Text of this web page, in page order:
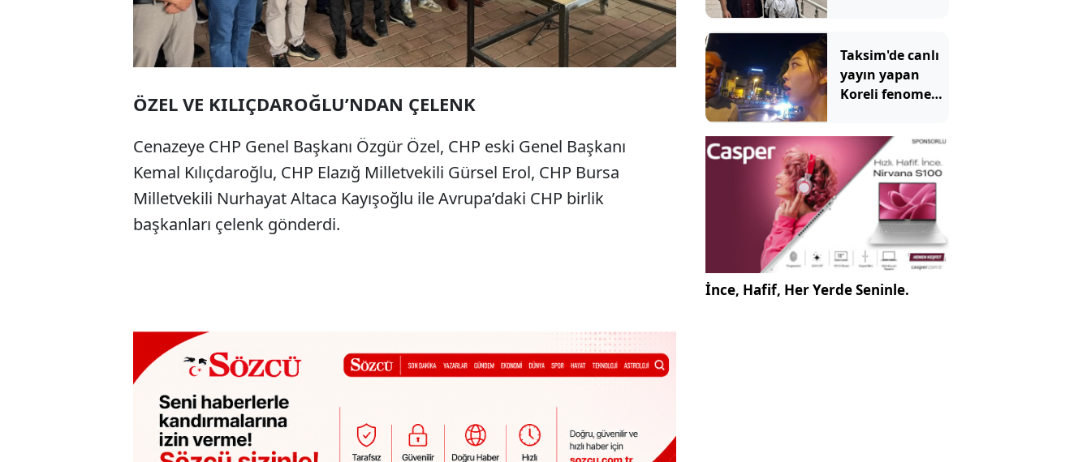
ÖZEL VE KILIÇDAROĞLU’NDAN ÇELENK
Cenazeye CHP Genel Başkanı Özgür Özel, CHP eski Genel Başkanı
Kemal Kılıçdaroğlu, CHP Elazığ Milletvekili Gürsel Erol, CHP Bursa
Milletvekili Nurhayat Altaca Kayışoğlu ile Avrupa’daki CHP birlik
başkanları çelenk gönderdi.
Taksim'de canlı
yayın yapan
Koreli fenomene
İnce, Hafif, Her Yerde Seninle.